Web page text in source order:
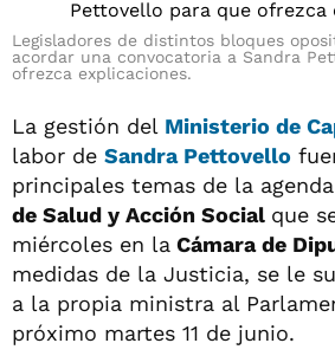
Legisladores de distintos bloques
acordar una convocatoria a Sandra
ofrezca explicaciones.
La gestión del Ministerio de
labor de Sandra Pettovello
principales temas de la
de Salud y Acción Social que
miércoles en la Cámara de
medidas de la Justicia, se le
a la propia ministra al
próximo martes 11 de junio.